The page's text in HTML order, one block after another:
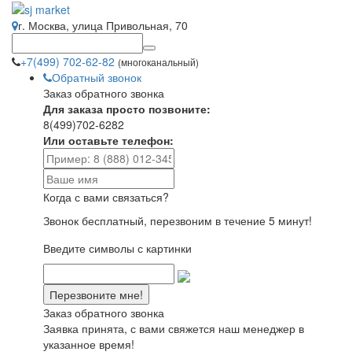
г. Москва, улица Привольная, 70
+7(499) 702-62-82 (многоканальный)
Обратный звонок
Заказ обратного звонка
Для заказа просто позвоните:
8(499)702-6282
Или оставьте телефон:
Когда с вами связаться?
Звонок бесплатный, перезвоним в течение 5 минут!
Введите символы с картинки
Заказ обратного звонка
Заявка принята, с вами свяжется наш менеджер в
указанное время!